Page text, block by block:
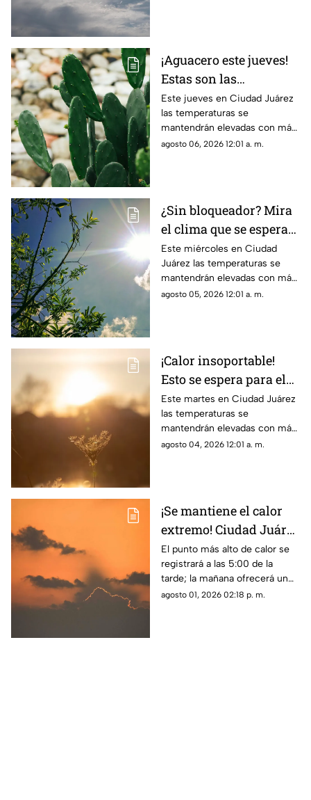
¡Aguacero este jueves!
Estas son las
probabilidades de
lluvia para el clima de
hoy en Ciudad Juárez
Este jueves en Ciudad Juárez
las temperaturas se
mantendrán elevadas con más
de 40 grados y probabilidad de
agosto 06, 2026 12:01 a. m.
¿Sin bloqueador? Mira
el clima que se espera
para hoy, 5 de agosto,
en Ciudad Juárez
Este miércoles en Ciudad
Juárez las temperaturas se
mantendrán elevadas con más
de 40 grados
agosto 05, 2026 12:01 a. m.
¡Calor insoportable!
Esto se espera para el
clima de hoy en Ciudad
Juárez
Este martes en Ciudad Juárez
las temperaturas se
mantendrán elevadas con más
de 40 grados
agosto 04, 2026 12:01 a. m.
¡Se mantiene el calor
extremo! Ciudad Juárez
tendrá hasta 38 grados
en el clima de este
domingo
El punto más alto de calor se
registrará a las 5:00 de la
tarde; la mañana ofrecerá un
ambiente más fresco con 26
agosto 01, 2026 02:18 p. m.